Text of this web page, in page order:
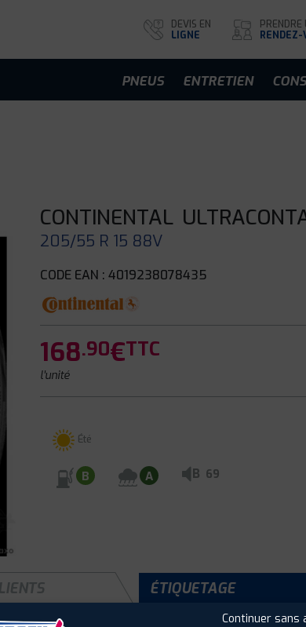
DEVIS EN
LIGNE
PRENDRE
RENDEZ-
PNEUS ENTRETIEN
CONTINENTAL
205/55 R 15 88V
CODE EAN : 4019238078435
168.90€TTC
l'unité
Été
B A B 69
ÉTIQUETAGE
Continuer sans